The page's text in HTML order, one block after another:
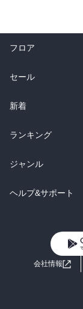
フロア
総合
ラノベ
雑誌・グラビア
BL・TL
セール
総合
ラノベ
雑誌・グラビア
BL・TL
新着
総合
ラノベ
雑誌・グラビア
ランキング
総合
ラノベ
ジャンル
コミック
ライトノベル
ヘルプ&サポート
よくあるご質問
会社情報